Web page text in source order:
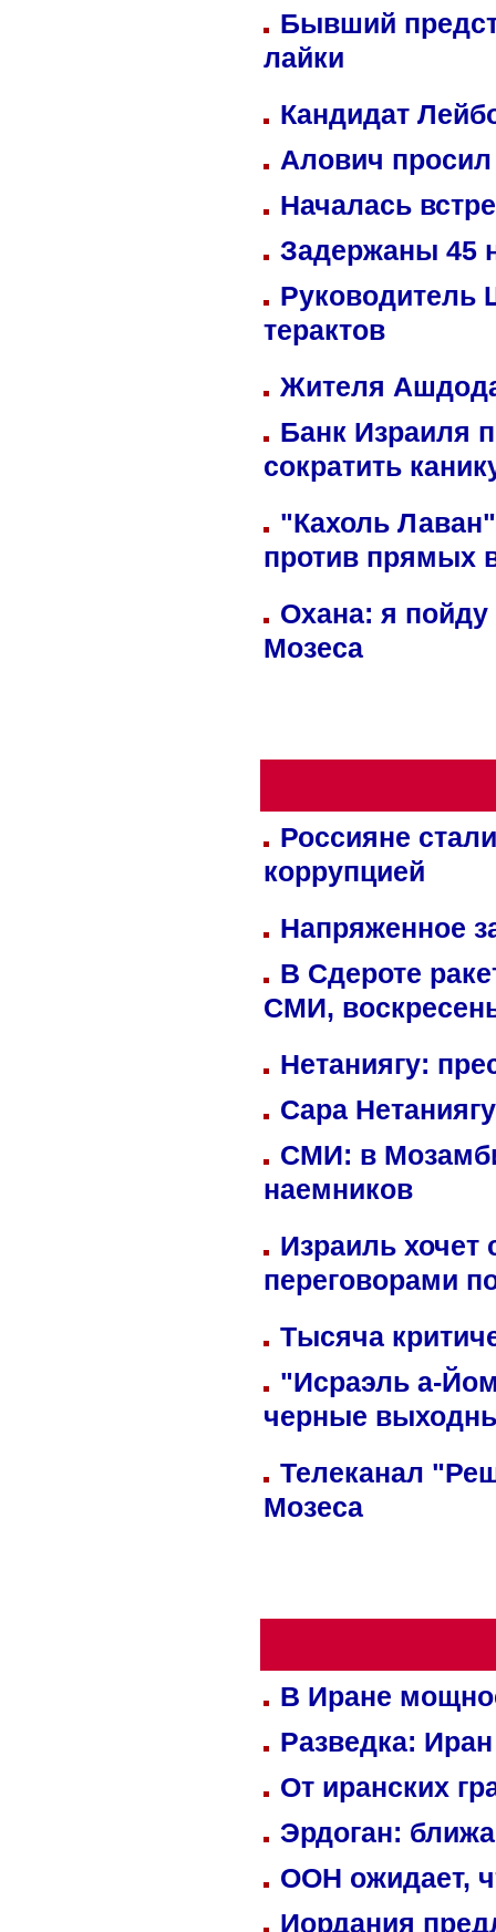
Бывший
лайки
Кандидат
Алович просил
Началась
Задержаны 45
Руководитель
терактов
Жителя
Банк Израиля
сократить
"Кахоль
против прямых
Охана: я пойду
Мозеса
Россияне
коррупцией
Напряженное
В Сдероте
СМИ,
Нетаниягу:
Сара
СМИ: в
наемников
Израиль хочет
переговорами
Тысяча
"Исраэль а-
черные
Телеканал
Мозеса
В Иране
Разведка:
От иранских
Эрдоган:
ООН ожидает,
Иордания